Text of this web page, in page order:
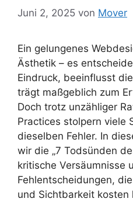
Juni 2, 2025 von Mover
Ein gelungenes
Ästhetik – es
Eindruck, beeinflusst
trägt maßgeblich zum
Doch trotz unzähliger
Practices stolpern viele
dieselben Fehler. In
wir die „7 Todsünden
kritische Versäumnisse
Fehlentscheidungen,
und Sichtbarkeit kosten